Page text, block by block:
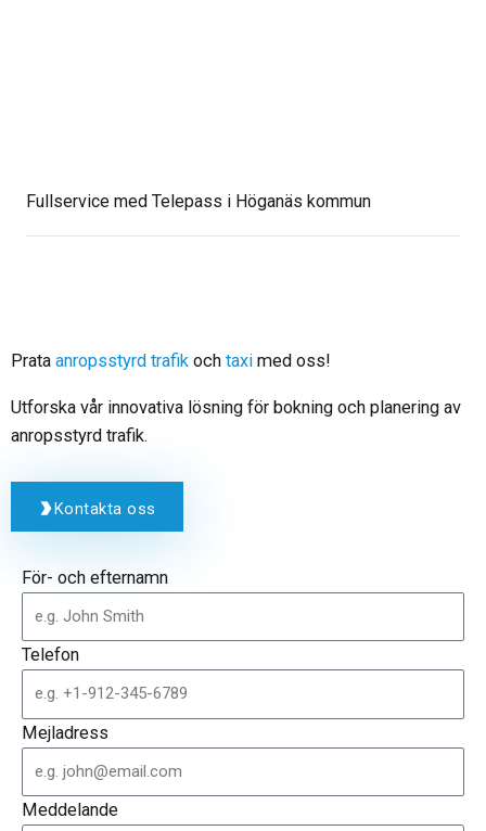
Fullservice med Telepass i Höganäs kommun
Prata anropsstyrd trafik och taxi med oss!
Utforska vår innovativa lösning för bokning och planering av
anropsstyrd trafik.
Kontakta oss
För- och efternamn
Telefon
Mejladress
Meddelande